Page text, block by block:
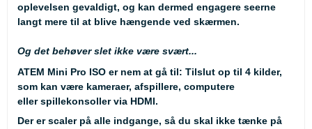
oplevelsen gevaldigt, og kan dermed engagere seerne
langt mere til at blive hængende ved skærmen.
Og det behøver slet ikke være svært...
ATEM Mini Pro ISO er nem at gå til: Tilslut op til 4 kilder,
som kan være kameraer, afspillere, computere
eller spillekonsoller via HDMI.
Der er scaler på alle indgange, så du skal ikke tænke på